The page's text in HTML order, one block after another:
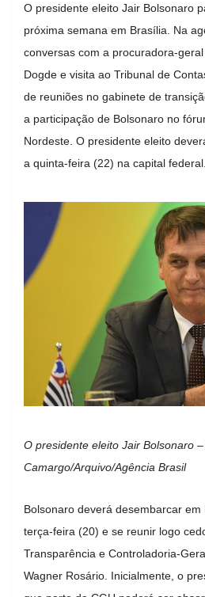
O presidente eleito Jair Bolsonaro
próxima semana em Brasília. Na
conversas com a procuradora-
Dogde e visita ao Tribunal de
de reuniões no gabinete de
a participação de Bolsonaro no
Nordeste. O presidente eleito
a quinta-feira (22) na capital federal.
O presidente eleito Jair Bolsonaro
Camargo/Arquivo/Agência Brasil
Bolsonaro deverá desembarcar
terça-feira (20) e se reunir logo
Transparência e Controladoria-
Wagner Rosário. Inicialmente, o